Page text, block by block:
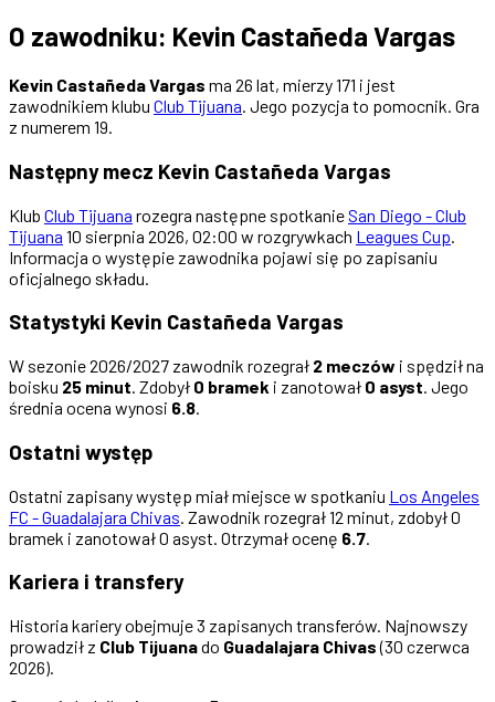
O zawodniku: Kevin Castañeda Vargas
Kevin Castañeda Vargas ma 26 lat, mierzy 171 i jest
zawodnikiem klubu Club Tijuana. Jego pozycja to pomocnik. Gra
z numerem 19.
Następny mecz Kevin Castañeda Vargas
Klub Club Tijuana rozegra następne spotkanieSan Diego - Club
Tijuana 10 sierpnia 2026, 02:00 w rozgrywkach Leagues Cup
Informacja o występie zawodnika pojawi się po zapisaniu
oficjalnego składu.
Statystyki Kevin Castañeda Vargas
W sezonie 2026/2027 zawodnik rozegrał 2 meczów i spędził na
boisku 25 minut. Zdobył 0 bramek i zanotował 0 asyst. Jego
średnia ocena wynosi 6.8.
Ostatni występ
Ostatni zapisany występ miał miejsce w spotkaniu Los Angeles
FC - Guadalajara Chivas . Zawodnik rozegrał 12 minut, zdobył 0
bramek i zanotował 0 asyst. Otrzymał ocenę 6.7
Kariera i transfery
Historia kariery obejmuje 3 zapisanych transferów. Najnowszy
prowadził z Club Tijuanado Guadalajara Chivas(30 czerwca
2026).